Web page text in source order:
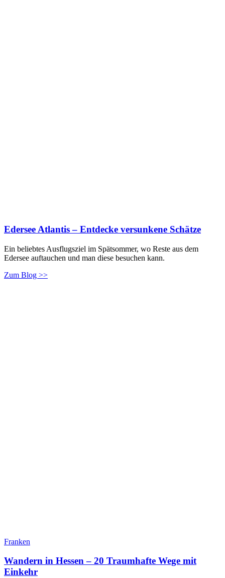
Edersee Atlantis – Entdecke versunkene Schätze
Ein beliebtes Ausflugsziel im Spätsommer, wo Reste aus dem
Edersee auftauchen und man diese besuchen kann.
Zum Blog >>
Franken
Wandern in Hessen – 20 Traumhafte Wege mit
Einkehr